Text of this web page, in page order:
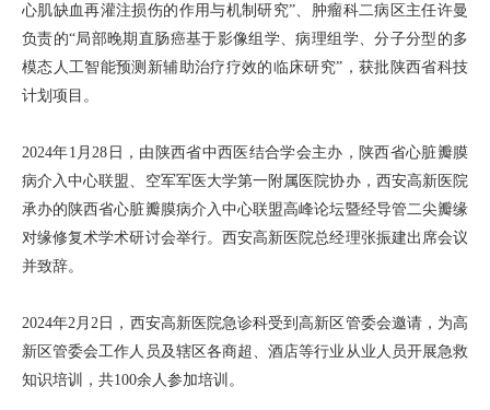
心肌缺血再灌注损伤的作用与机制研究”、肿瘤科二病区主任许曼
负责的“局部晚期直肠癌基于影像组学、病理组学、分子分型的多
模态人工智能预测新辅助治疗疗效的临床研究”，获批陕西省科技
计划项目。
2024年1月28日，由陕西省中西医结合学会主办，陕西省心脏瓣膜
病介入中心联盟、空军军医大学第一附属医院协办，西安高新医院
承办的陕西省心脏瓣膜病介入中心联盟高峰论坛暨经导管二尖瓣缘
对缘修复术学术研讨会举行。西安高新医院总经理张振建出席会议
并致辞。
2024年2月2日，西安高新医院急诊科受到高新区管委会邀请，为高
新区管委会工作人员及辖区各商超、酒店等行业从业人员开展急救
知识培训，共100余人参加培训。